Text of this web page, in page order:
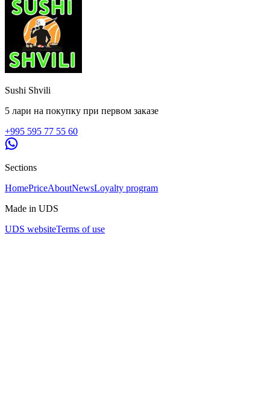
Sushi Shvili
5 лари на покупку при первом заказе
+995 595 77 55 60
Sections
HomePriceAboutNewsLoyalty program
Made in UDS
UDS websiteTerms of use